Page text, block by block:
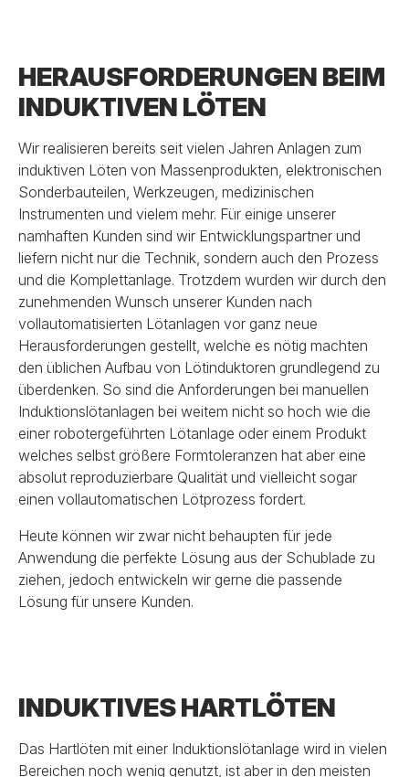
HERAUSFORDERUNGEN BEIM
INDUKTIVEN LÖTEN
Wir realisieren bereits seit vielen Jahren Anlagen zum
induktiven Löten von Massenprodukten, elektronischen
Sonderbauteilen, Werkzeugen, medizinischen
Instrumenten und vielem mehr. Für einige unserer
namhaften Kunden sind wir Entwicklungspartner und
liefern nicht nur die Technik, sondern auch den Prozess
und die Komplettanlage. Trotzdem wurden wir durch den
zunehmenden Wunsch unserer Kunden nach
vollautomatisierten Lötanlagen vor ganz neue
Herausforderungen gestellt, welche es nötig machten
den üblichen Aufbau von Lötinduktoren grundlegend zu
überdenken. So sind die Anforderungen bei manuellen
Induktionslötanlagen bei weitem nicht so hoch wie die
einer robotergeführten Lötanlage oder einem Produkt
welches selbst größere Formtoleranzen hat aber eine
absolut reproduzierbare Qualität und vielleicht sogar
einen vollautomatischen Lötprozess fordert.
Heute können wir zwar nicht behaupten für jede
Anwendung die perfekte Lösung aus der Schublade zu
ziehen, jedoch entwickeln wir gerne die passende
Lösung für unsere Kunden.
INDUKTIVES HARTLÖTEN
Das Hartlöten mit einer Induktionslötanlage wird in vielen
Bereichen noch wenig genutzt, ist aber in den meisten